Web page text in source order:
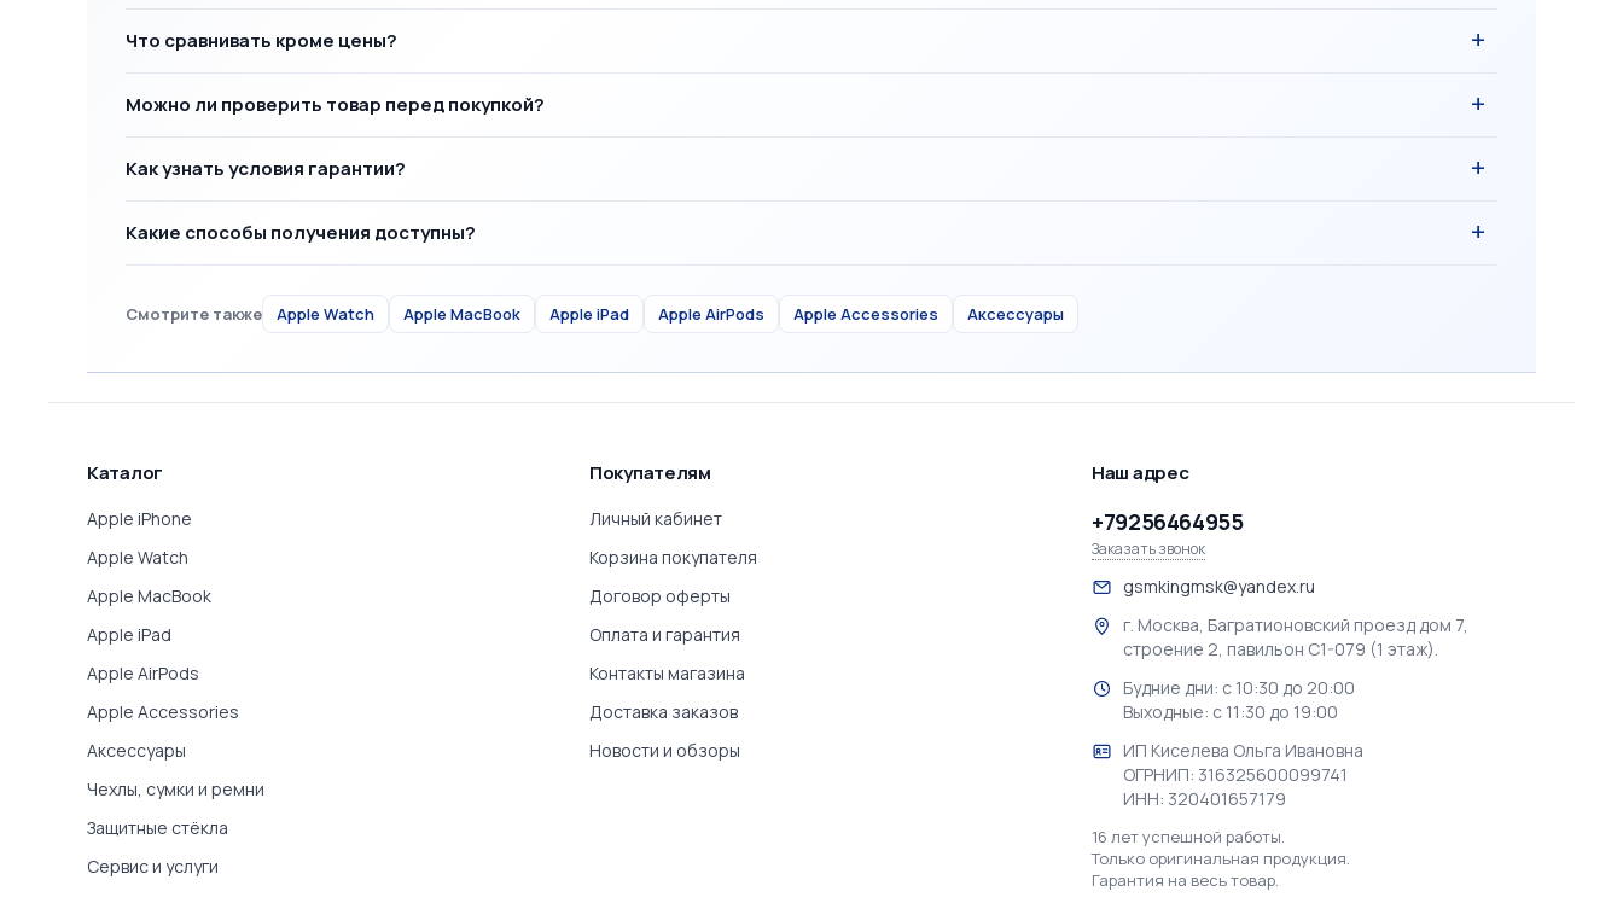
Что сравнивать кроме цены?
Можно ли проверить товар перед покупкой?
Как узнать условия гарантии?
Какие способы получения доступны?
Смотрите также Apple Watch Apple MacBook Apple iPad Apple AirPods Apple Accessories Аксессуары
Каталог
Apple iPhone
Apple Watch
Apple MacBook
Apple iPad
Apple AirPods
Apple Accessories
Аксессуары
Чехлы, сумки и ремни
Защитные стёкла
Сервис и услуги
Покупателям
Личный кабинет
Корзина покупателя
Договор оферты
Оплата и гарантия
Контакты магазина
Доставка заказов
Новости и обзоры
Наш адрес
+79256464955
Заказать звонок
gsmkingmsk@yandex.ru
г. Москва, Багратионовский проезд дом 7,
строение 2, павильон С1-079 (1 этаж).
Будние дни: с 10:30 до 20:00
Выходные: с 11:30 до 19:00
ИП Киселева Ольга Ивановна
ОГРНИП: 316325600099741
ИНН: 320401657179
16 лет успешной работы.
Только оригинальная продукция.
Гарантия на весь товар.